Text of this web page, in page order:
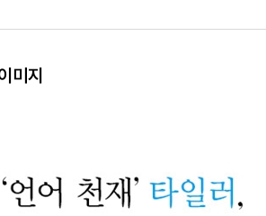
가진 수단을 이용해야 한다
지켜야 하는 이유
경을 고려한 기업을 선택한다
미지